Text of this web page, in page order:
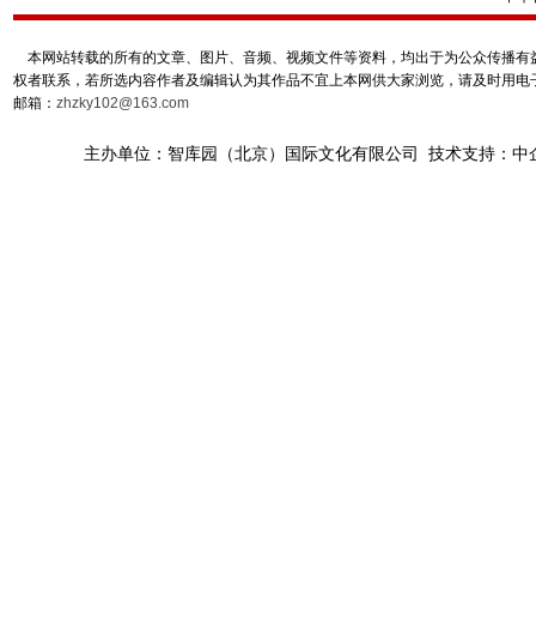
本网站转载的所有的文章、图片、音频、视频文件等资料，均出于为公众传播
权者联系，若所选内容作者及编辑认为其作品不宜上本网供大家浏览，请及时用
邮箱： zhzky102@163.com
主办单位：智库园（北京）国际文化有限公司 技术支持：